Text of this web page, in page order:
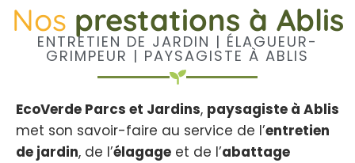
Nos prestations à Ablis
ENTRETIEN DE JARDIN | ÉLAGUEUR-
GRIMPEUR | PAYSAGISTE À ABLIS
EcoVerde Parcs et Jardins, paysagiste à Ablis
met son savoir-faire au service de l’entretien
de jardin, de l’élagage et de l’abattage